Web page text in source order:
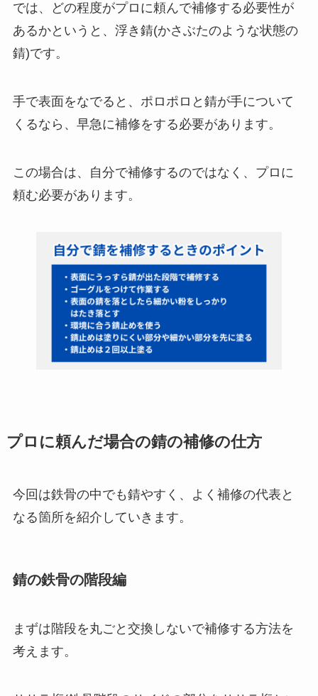
では、どの程度がプロに頼んで補修する必要性が
あるかというと、浮き錆(かさぶたのような状態の
錆)です。
手で表面をなでると、ポロポロと錆が手について
くるなら、早急に補修をする必要があります。
この場合は、自分で補修するのではなく、プロに
頼む必要があります。
プロに頼んだ場合の錆の補修の仕方
今回は鉄骨の中でも錆やすく、よく補修の代表と
なる箇所を紹介していきます。
錆の鉄骨の階段編
まずは階段を丸ごと交換しないで補修する方法を
考えます。